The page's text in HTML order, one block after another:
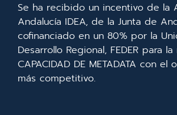
Se ha recibido un incentivo de la
Andalucía IDEA, de la Junta de
cofinanciado en un 80% por la
Desarrollo Regional, FEDER para
CAPACIDAD DE METADATA con
más competitivo.